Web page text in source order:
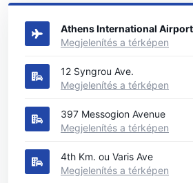
Tekintse meg fő autóbérlési helyeinket
Athens International Airport
Megjelenítés a térképen
12 Syngrou Ave.
Megjelenítés a térképen
397 Messogion Avenue
Megjelenítés a térképen
4th Km. ou Varis Ave
Megjelenítés a térképen